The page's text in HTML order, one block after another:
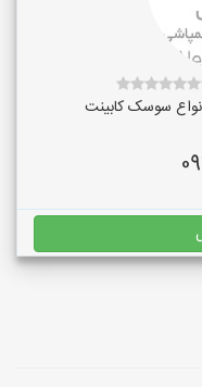
سوسک کابینت